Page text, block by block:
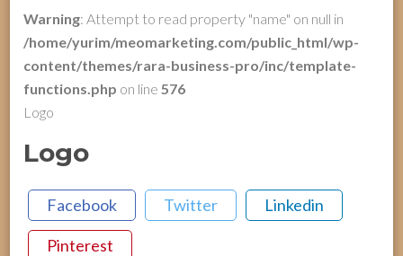
Warning: Attempt to read property "name" on null in
/home/yurim/meomarketing.com/public_html/wp-
content/themes/rara-business-pro/inc/template-
functions.php on line576
Logo
Logo
Facebook Twitter Linkedin
Pinterest